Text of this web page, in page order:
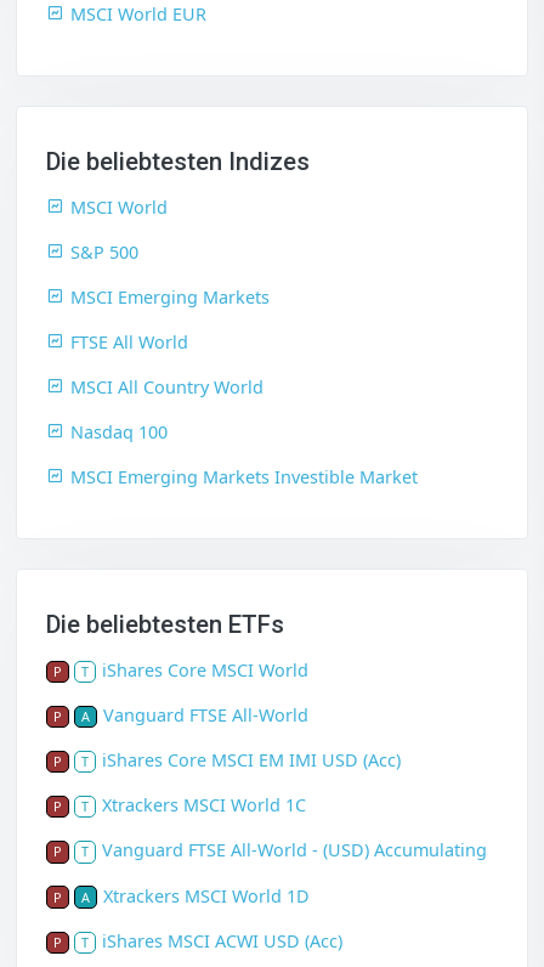
MSCI World EUR
Die beliebtesten Indizes
MSCI World
S&P 500
MSCI Emerging Markets
FTSE All World
MSCI All Country World
Nasdaq 100
MSCI Emerging Markets Investible Market
Die beliebtesten ETFs
P T iShares Core MSCI World
P A Vanguard FTSE All-World
P T iShares Core MSCI EM IMI USD (Acc)
P T Xtrackers MSCI World 1C
P T Vanguard FTSE All-World - (USD) Accumulating
P A Xtrackers MSCI World 1D
P T iShares MSCI ACWI USD (Acc)